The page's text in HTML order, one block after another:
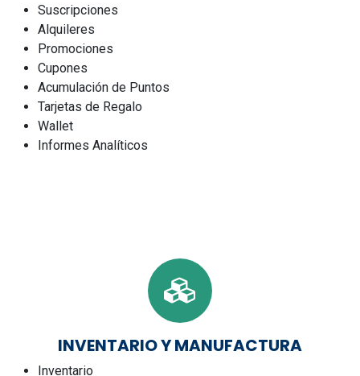
Suscripciones
Alquileres
Promociones
Cupones
Acumulación de Puntos
Tarjetas de Regalo
Wallet
Informes Analíticos
INVENTARIO Y MANUFACTURA
Inventario